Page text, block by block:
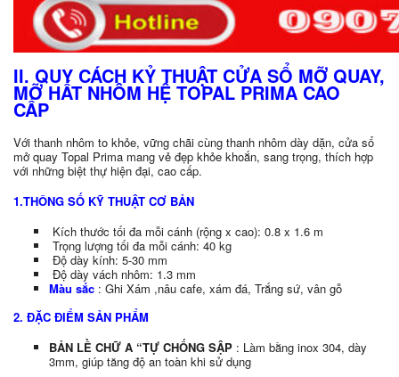
II. QUY CÁCH KỶ THUẬT CỬA SỔ MỠ QUAY,
MỠ HẤT NHÔM HỆ TOPAL PRIMA CAO
CẤP
Với thanh nhôm to khỏe, vững chãi cùng thanh nhôm dày dặn, cửa sổ
mở quay Topal Prima mang vẻ đẹp khỏe khoắn, sang trọng, thích hợp
với những biệt thự hiện đại, cao cấp.
1.THÔNG SỐ KỸ THUẬT CƠ BẢN
Kích thước tối đa mỗi cánh (rộng x cao): 0.8 x 1.6 m
Trọng lượng tối đa mỗi cánh: 40 kg
Độ dày kính: 5-30 mm
Độ dày vách nhôm: 1.3 mm
Màu sắc : Ghi Xám ,nâu cafe, xám đá, Trắng sứ, vân gỗ
2. ĐẶC ĐIỂM SẢN PHẨM
BẢN LỀ CHỮ A “TỰ CHỐNG SẬP : Làm bằng inox 304, dày
3mm, giúp tăng độ an toàn khi sử dụng